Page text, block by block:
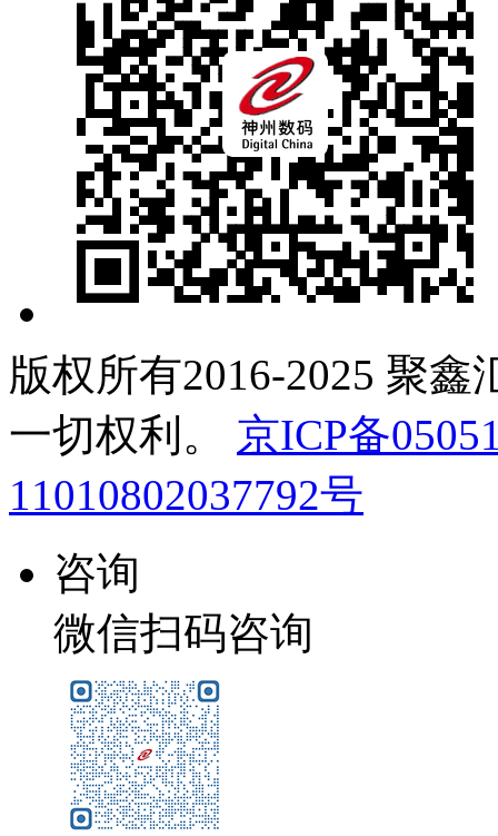
版权所有2016-2025 聚鑫
一切权利。
京ICP备
11010802037792号
咨询
微信扫码咨询